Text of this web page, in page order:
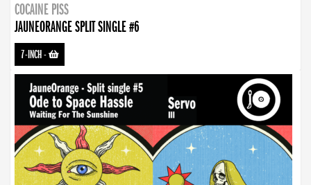
COCAINE PISS
JAUNEORANGE SPLIT SINGLE #6
7-INCH-